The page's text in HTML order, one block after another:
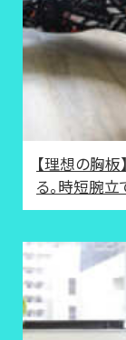
【理想の胸
る。時短腕